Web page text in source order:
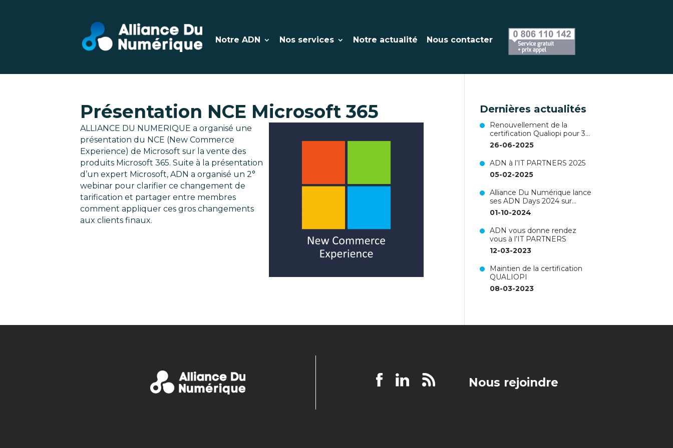
Notre ADN Nos services Notre actualité Nous contacter
Présentation NCE Microsoft 365
ALLIANCE DU NUMERIQUE a organisé une
présentation du NCE (New Commerce
Experience) de Microsoft sur la vente des
produits Microsoft 365. Suite à la présentation
d’un expert Microsoft, ADN a organisé un 2°
webinar pour clarifier ce changement de
tarification et partager entre membres
comment appliquer ces gros changements
aux clients finaux.
Dernières actualités
Renouvellement de la
certification Qualiopi pour 3
ans !
26-06-2025
ADN à l’IT PARTNERS 2025
05-02-2025
Alliance Du Numérique lance
ses ADN Days 2024 sur
Nantes !
01-10-2024
ADN vous donne rendez
vous à l’IT PARTNERS
12-03-2023
Maintien de la certification
QUALIOPI
08-03-2023
Nous rejoindre